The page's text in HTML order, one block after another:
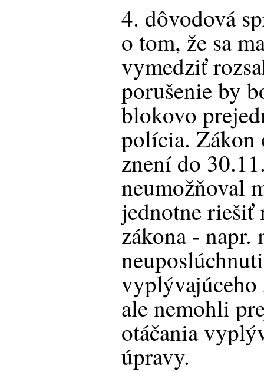
4. dôvodová
o tom, že sa
vymedziť
porušenie by
blokovo
polícia.
znení do
neumožňoval
jednotne riešiť
zákona - napr.
vyplývajúceho
ale nemohli
otáčania
úpravy.